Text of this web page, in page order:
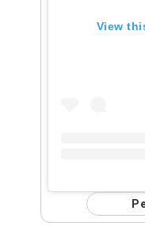
View